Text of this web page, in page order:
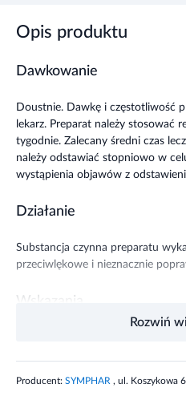
Opis produktu
Dawkowanie
Doustnie. Dawkę i częstotliwość
lekarz. Preparat należy stosować
tygodnie. Zalecany średni czas
należy odstawiać stopniowo w
wystąpienia objawów z
Działanie
Substancja czynna preparatu
przeciwl ękowe i nieznacznie
Wskazania
Rozwiń
Producent: SYMPHAR , ul. Koszykowa